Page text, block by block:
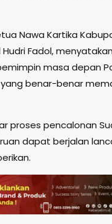
Nawa Kartika
Hudri Fadol,
masa depan
benar-benar
proses pencalonan
dapat berjalan